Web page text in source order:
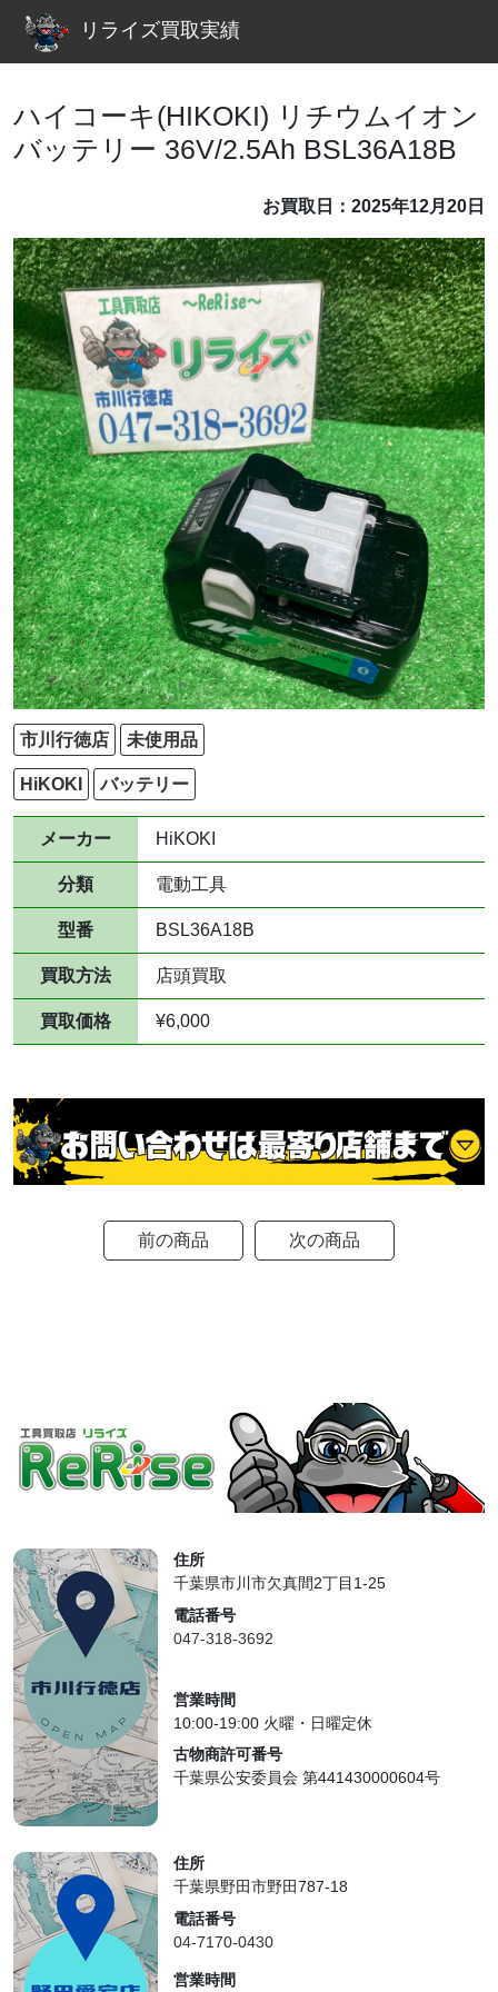
リライズ買取実績
ハイコーキ(HIKOKI) リチウムイオン
バッテリー 36V/2.5Ah BSL36A18B
お買取日：2025年12月20日
市川行徳店 未使用品
HiKOKI バッテリー
メーカー HiKOKI
分類 電動工具
型番 BSL36A18B
買取方法 店頭買取
買取価格 ¥6,000
前の商品 次の商品
住所
千葉県市川市欠真間2丁目1-25
電話番号
047-318-3692
営業時間
10:00-19:00 火曜・日曜定休
古物商許可番号
千葉県公安委員会 第441430000604号
住所
千葉県野田市野田787-18
電話番号
04-7170-0430
営業時間